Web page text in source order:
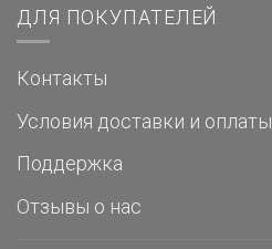
ДЛЯ ПОКУПАТЕЛЕЙ
Контакты
Условия доставки и оплаты
Поддержка
Отзывы о нас